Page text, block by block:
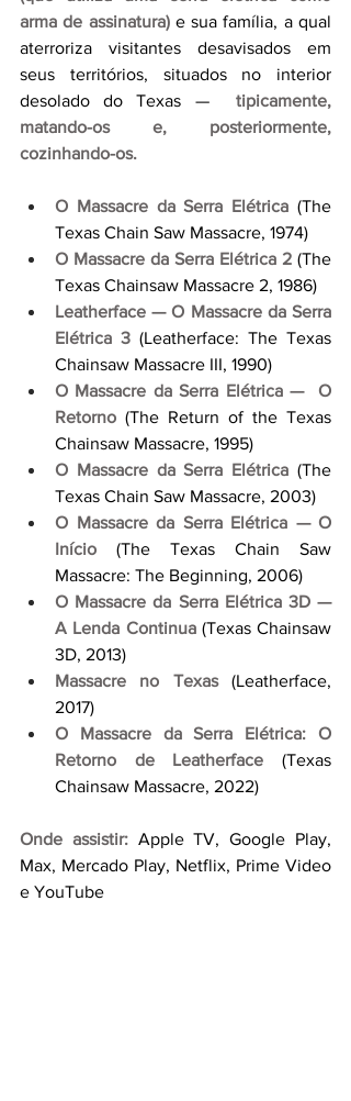
arma de assinatura) e sua família, a qual
aterroriza visitantes desavisados em
seus territórios, situados no interior
desolado do Texas —
tipicamente,
matando-os e, posteriormente,
cozinhando-os.
O Massacre da Serra Elétrica (The
Texas Chain Saw Massacre, 1974)
O Massacre da Serra Elétrica 2 (The
Texas Chainsaw Massacre 2, 1986)
Leatherface — O Massacre da Serra
Elétrica 3 (Leatherface: The Texas
Chainsaw Massacre III, 1990)
O Massacre da Serra Elétrica —  O
Retorno (The Return of the Texas
Chainsaw Massacre, 1995)
O Massacre da Serra Elétrica (The
Texas Chain Saw Massacre, 2003)
O Massacre da Serra Elétrica — O
Início (The Texas Chain Saw
Massacre: The Beginning, 2006)
O Massacre da Serra Elétrica 3D —
A Lenda Continua (Texas Chainsaw
3D, 2013)
Massacre no Texas
(Leatherface,
2017)
O Massacre da Serra Elétrica: O
Retorno de Leatherface (Texas
Chainsaw Massacre, 2022)
Onde assistir: Apple TV, Google Play,
Max, Mercado Play, Netflix, Prime Video
e YouTube